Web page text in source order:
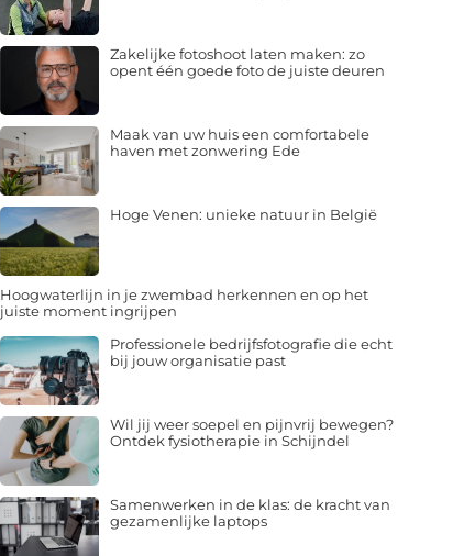
Zakelijke fotoshoot laten maken: zo
opent één goede foto de juiste deuren
Maak van uw huis een comfortabele
haven met zonwering Ede
Hoge Venen: unieke natuur in België
Hoogwaterlijn in je zwembad herkennen en op het
juiste moment ingrijpen
Professionele bedrijfsfotografie die echt
bij jouw organisatie past
Wil jij weer soepel en pijnvrij bewegen?
Ontdek fysiotherapie in Schijndel
Samenwerken in de klas: de kracht van
gezamenlijke laptops